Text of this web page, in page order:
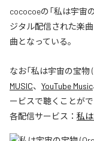
cococoeの「私は宇宙
ジタル配信された楽曲
曲となっている。
なお「私は宇宙の宝物
MUSIC、 YouTube Music
ービスで聴くことがで
各配信サービス： 私